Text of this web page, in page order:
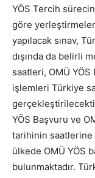
YÖS Tercih
göre yerleştirmeler
yapılacak sınav,
dışında da belirli
saatleri, OMÜ
işlemleri Türkiye
YÖS Başvuru ve
tarihinin
ülkede OMÜ YÖS
bulunmaktadır.